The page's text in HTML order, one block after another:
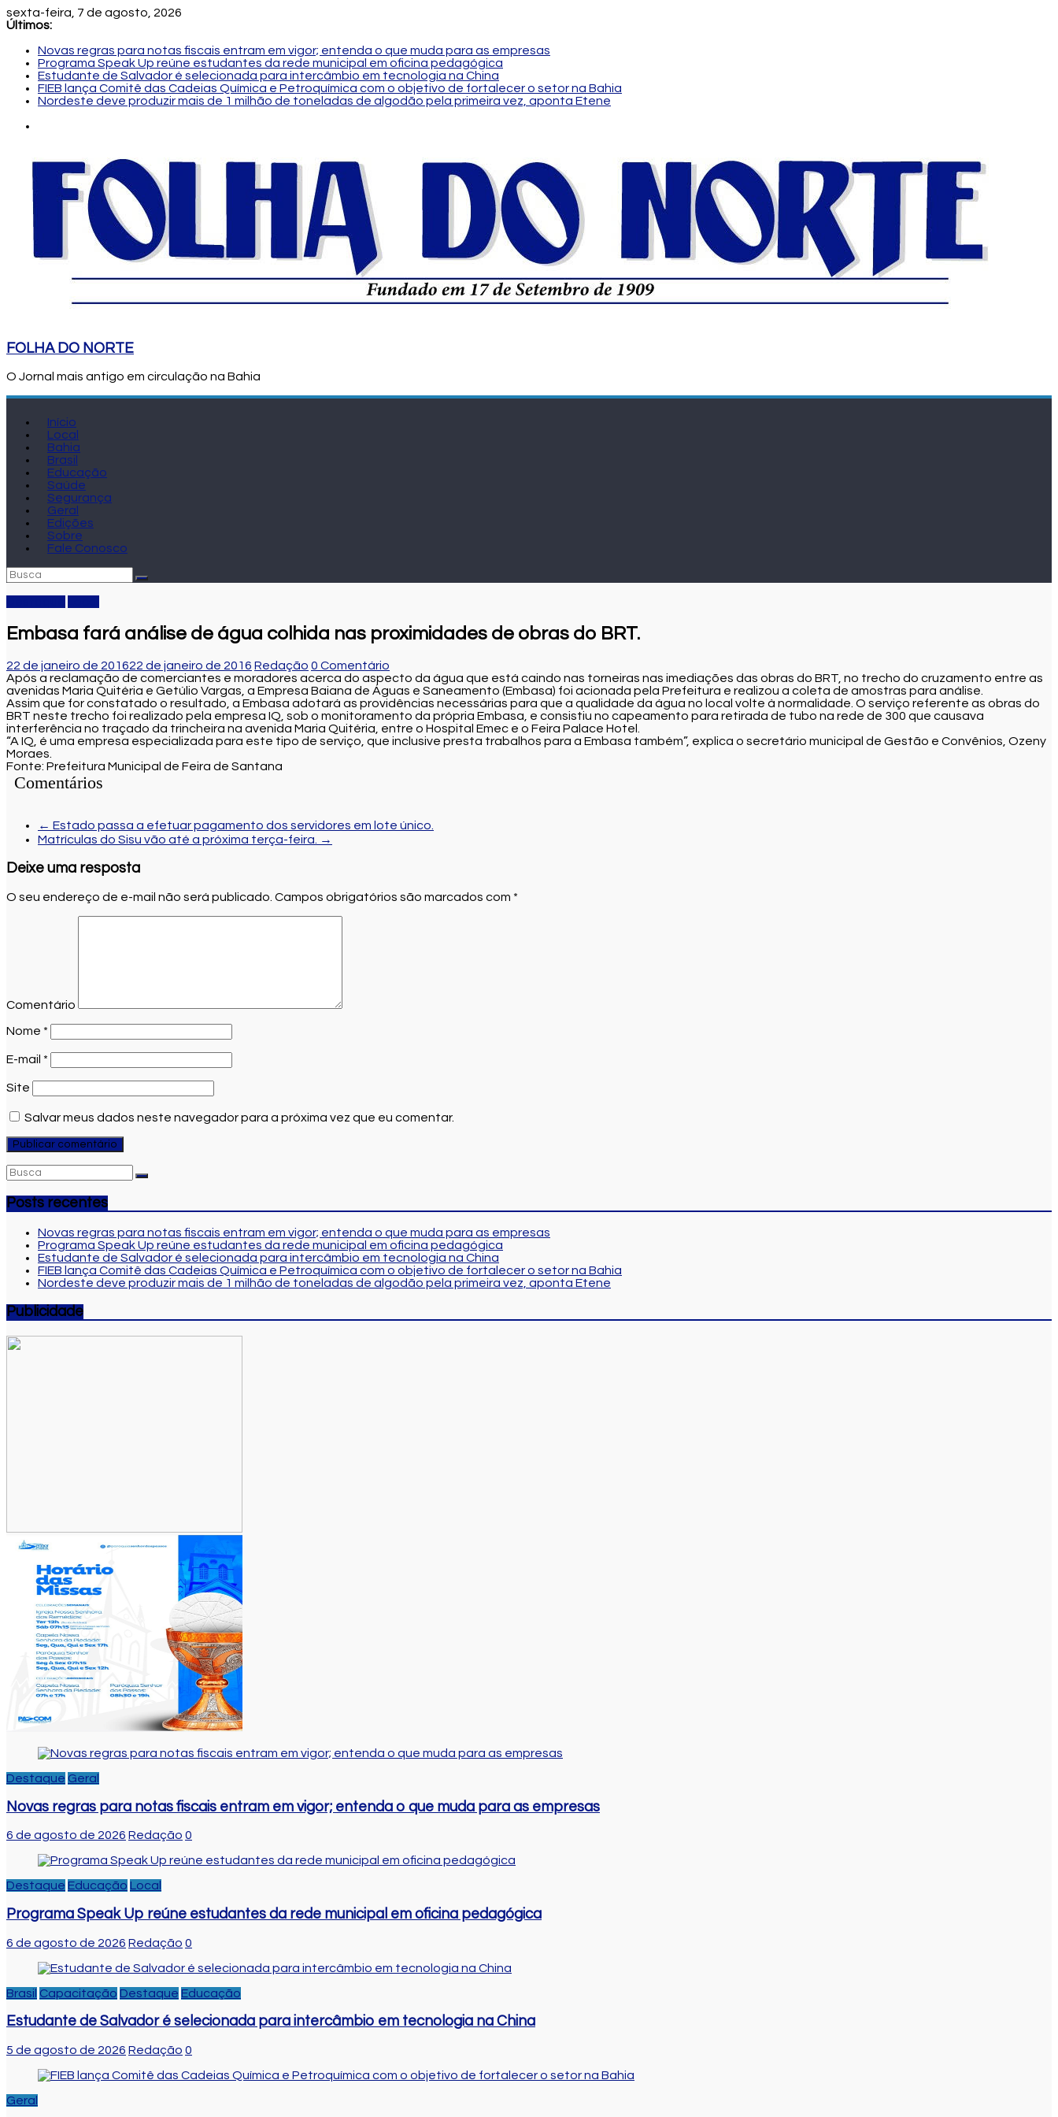
sexta-feira, 7 de agosto, 2026
Últimos:
Novas regras para notas fiscais entram em vigor; entenda o que muda para as empresas
Programa Speak Up reúne estudantes da rede municipal em oficina pedagógica
Estudante de Salvador é selecionada para intercâmbio em tecnologia na China
FIEB lança Comitê das Cadeias Química e Petroquímica com o objetivo de fortalecer o setor na Bahia
Nordeste deve produzir mais de 1 milhão de toneladas de algodão pela primeira vez, aponta Etene
FOLHA DO NORTE
O Jornal mais antigo em circulação na Bahia
Início
Local
Bahia
Brasil
Educação
Saúde
Segurança
Geral
Edições
Sobre
Fale Conosco
Embasa fará análise de água colhida nas proximidades de obras do BRT.
22 de janeiro de 201622 de janeiro de 2016 Redação 0 Comentário
Após a reclamação de comerciantes e moradores acerca do aspecto da água que está caindo nas torneiras nas imediações das obras do BRT, no trecho do cruzamento entre as
avenidas Maria Quitéria e Getúlio Vargas, a Empresa Baiana de Águas e Saneamento (Embasa) foi acionada pela Prefeitura e realizou a coleta de amostras para análise.
Assim que for constatado o resultado, a Embasa adotará as providências necessárias para que a qualidade da água no local volte à normalidade. O serviço referente as obras do
BRT neste trecho foi realizado pela empresa IQ, sob o monitoramento da própria Embasa, e consistiu no capeamento para retirada de tubo na rede de 300 que causava
interferência no traçado da trincheira na avenida Maria Quitéria, entre o Hospital Emec e o Feira Palace Hotel.
“A IQ, é uma empresa especializada para este tipo de serviço, que inclusive presta trabalhos para a Embasa também”, explica o secretário municipal de Gestão e Convênios, Ozeny
Moraes.
Fonte: Prefeitura Municipal de Feira de Santana
Comentários
← Estado passa a efetuar pagamento dos servidores em lote único.
Matrículas do Sisu vão até a próxima terça-feira.
→
Deixe uma resposta
O seu endereço de e-mail não será publicado. Campos obrigatórios são marcados com *
Comentário
Nome *
E-mail *
Site
Salvar meus dados neste navegador para a próxima vez que eu comentar.
Posts recentes
Novas regras para notas fiscais entram em vigor; entenda o que muda para as empresas
Programa Speak Up reúne estudantes da rede municipal em oficina pedagógica
Estudante de Salvador é selecionada para intercâmbio em tecnologia na China
FIEB lança Comitê das Cadeias Química e Petroquímica com o objetivo de fortalecer o setor na Bahia
Nordeste deve produzir mais de 1 milhão de toneladas de algodão pela primeira vez, aponta Etene
Publicidade
Destaque Geral
Novas regras para notas fiscais entram em vigor; entenda o que muda para as empresas
6 de agosto de 2026 Redação 0
Destaque Educação Local
Programa Speak Up reúne estudantes da rede municipal em oficina pedagógica
6 de agosto de 2026 Redação 0
Brasil Capacitação Destaque Educação
Estudante de Salvador é selecionada para intercâmbio em tecnologia na China
5 de agosto de 2026 Redação 0
Geral